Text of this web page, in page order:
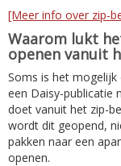
[Meer info over zip-
Waarom lukt
openen vanuit
Soms is het
een Daisy-publicatie
doet vanuit het zip-
wordt dit geopend,
pakken naar een
openen.